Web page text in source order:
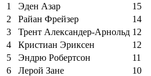
1
Эден Азар
15
2
Райан Фрейзер
14
3
Трент Александер-Арнольд 12
4
Кристиан Эриксен
12
5
Эндрю Робертсон
11
6
Лерой Зане
10